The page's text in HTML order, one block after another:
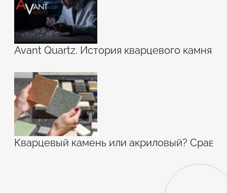
Avant Quartz. История кварцевого камня
Кварцевый камень или акриловый?